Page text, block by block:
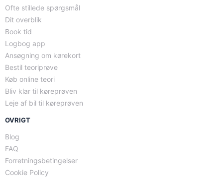
Ofte stillede spørgsmål
Dit overblik
Book tid
Logbog app
Ansøgning om kørekort
Bestil teoriprøve
Køb online teori
Bliv klar til køreprøven
Leje af bil til køreprøven
OVRIGT
Blog
FAQ
Forretningsbetingelser
Cookie Policy